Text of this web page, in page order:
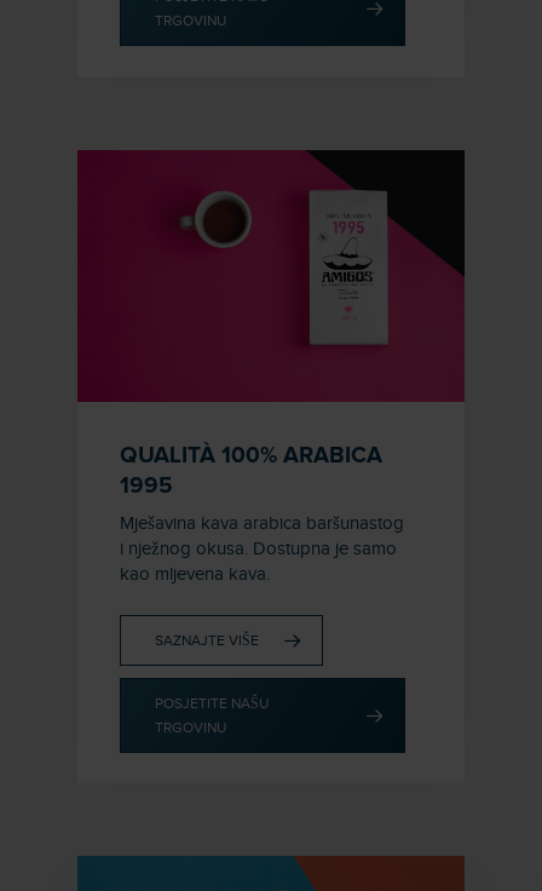
TRGOVINU
QUALITÀ 100% ARABICA
1995
Mješavina kava arabica baršunastog
i nježnog okusa. Dostupna je samo
kao mljevena kava.
SAZNAJTE VIŠE
POSJETITE NAŠU
TRGOVINU